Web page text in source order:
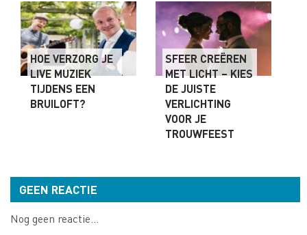
HOE VERZORG JE
LIVE MUZIEK
TIJDENS EEN
BRUILOFT?
SFEER CREËREN
MET LICHT – KIES
DE JUISTE
VERLICHTING
VOOR JE
TROUWFEEST
GEEN REACTIE
Nog geen reactie...